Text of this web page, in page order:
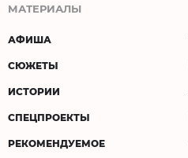
МАТЕРИАЛЫ
АФИША
СЮЖЕТЫ
ИСТОРИИ
СПЕЦПРОЕКТЫ
РЕКОМЕНДУЕМОЕ